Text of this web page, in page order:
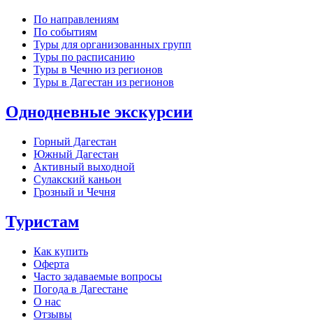
По направлениям
По событиям
Туры для организованных групп
Туры по расписанию
Туры в Чечню из регионов
Туры в Дагестан из регионов
Однодневные экскурсии
Горный Дагестан
Южный Дагестан
Активный выходной
Сулакский каньон
Грозный и Чечня
Туристам
Как купить
Оферта
Часто задаваемые вопросы
Погода в Дагестане
О нас
Отзывы